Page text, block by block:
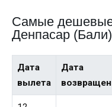
Самые
Денпасар
Дата
вылета
Дата